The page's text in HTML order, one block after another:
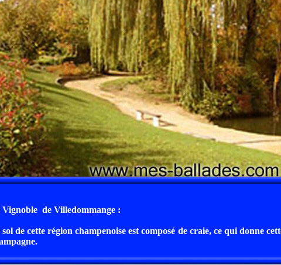
Vignoble de Villedommange :
de cette région champenoise est composé de craie, ce qui donne